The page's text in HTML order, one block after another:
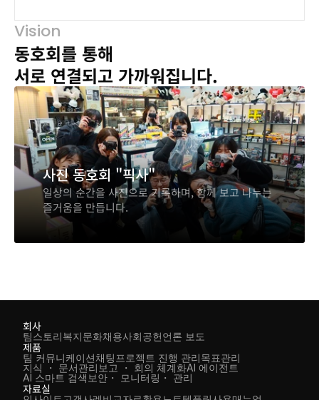
Vision
동호회를 통해
서로 연결되고 가까워집니다.
사진 동호회 "픽사"
일상의 순간을 사진으로 기록하며, 함께 보고 나누는
즐거움을 만듭니다.
회사
팀스토리복지문화채용사회공헌언론 보도
제품
팀 커뮤니케이션채팅 프로젝트 진행 관리목표관리
지식 ・ 문서관리 보고 ・ 회의 체계화
AI 스마트 검색
AI 에이전트
보안・ 모니터링・ 관리
자료실